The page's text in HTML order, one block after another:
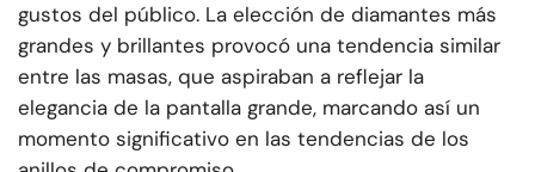
gustos del público. La elección de diamantes más
grandes y brillantes provocó una tendencia similar
entre las masas, que aspiraban a reflejar la
elegancia de la pantalla grande, marcando así un
momento significativo en las tendencias de los